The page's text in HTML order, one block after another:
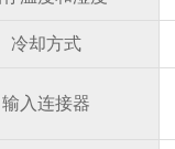
冷却方式
输入连接器